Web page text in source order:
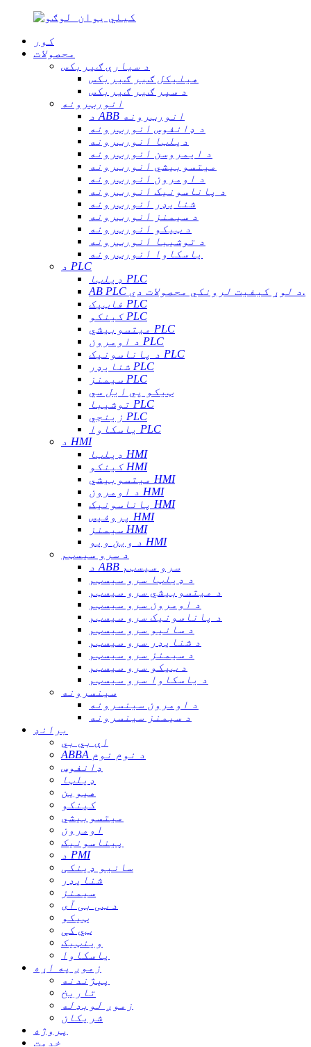
کور
محصولات
د سیارې ګیربکس
هیلیکل ګیر ګیربکس
د سپر ګیر ګیربکس
انورټرونه
د ABB انورټرونه
د ډانفوس انورټرونه
دیلټا انورټرونه
د ایمروسن انورټرونه
میتسوبیشي انورټرونه
د اومرون انورټرونه
د پاناسونیک انورټرونه
شنایډر انورټرونه
د سیمنز انورټرونه
د ټیکو انورټرونه
د توشیبا انورټرونه
یاسکاوا انورټرونه
د PLC
ډیلټا PLC
AB PLC د لوړ کیفیت لرونکي محصولات دي.
فاټیک PLC
کینکو PLC
میتسوبیشي PLC
د اومرون PLC
د پاناسونیک PLC
شنایډر PLC
سیمنز PLC
ټیکو پي ایل سي
توشیبا PLC
زینجي PLC
یاسکاوا PLC
د HMI
ډیلټا HMI
کینکو HMI
میتسوبیشي HMI
د اومرون HMI
پاناسونیک HMI
پروفیس HMI
سیمنز HMI
د وین ویو HMI
د سرو سیسټم
د ABB سرو سیسټم
د ډیلټا سرو سیسټم
د میتسوبیشي سرو سیسټم
د اومرون سرو سیسټم
د پاناسونیک سرو سیسټم
د سانیو سرو سیسټم
د شنایډر سرو سیسټم
د سیمنز سرو سیسټم
د ټیکو سرو سیسټم
د یاسکاوا سرو سیسټم
سینسرونه
د اومرون سینسرونه
د سیمنز سینسرونه
برانډ
اې بي بي
ABBA د نوم نوم
ډانفوس
ډیلټا
هیوین
کینکو
میتسوبیشي
اومرون
پیناسونیک
د PMI
سانیو ډینکی
شنایډر
سیمنز
د ټی بی آی
ټیکو
ټي کې
وینټیک
یاسکاوا
زموږ په اړه
پېژندنه
تاریخ
زموږ لوبډله
شریکان
پروژه
خدمت